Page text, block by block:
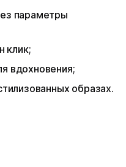
параметры
клик;
вдохновения;
образах.